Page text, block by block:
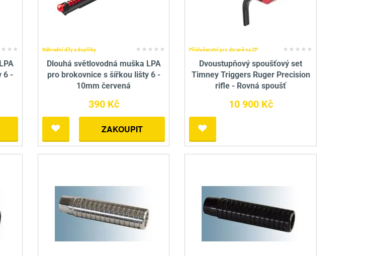
6 -
Náhradní díly a doplňky
Dlouhá světlovodná muška LPA
pro brokovnice s šířkou lišty 6 -
10mm červená
390 Kč
ZAKOUPIT
Příslušenství pro zbraně na ZP
Dvoustupňový spoušťový set
Timney Triggers Ruger Precision
rifle - Rovná spoušť
10 900 Kč